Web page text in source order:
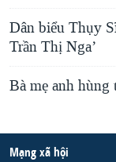
Dân biểu Thụy
Trần Thị Nga’
Bà mẹ anh hùng
Mạng xã hội